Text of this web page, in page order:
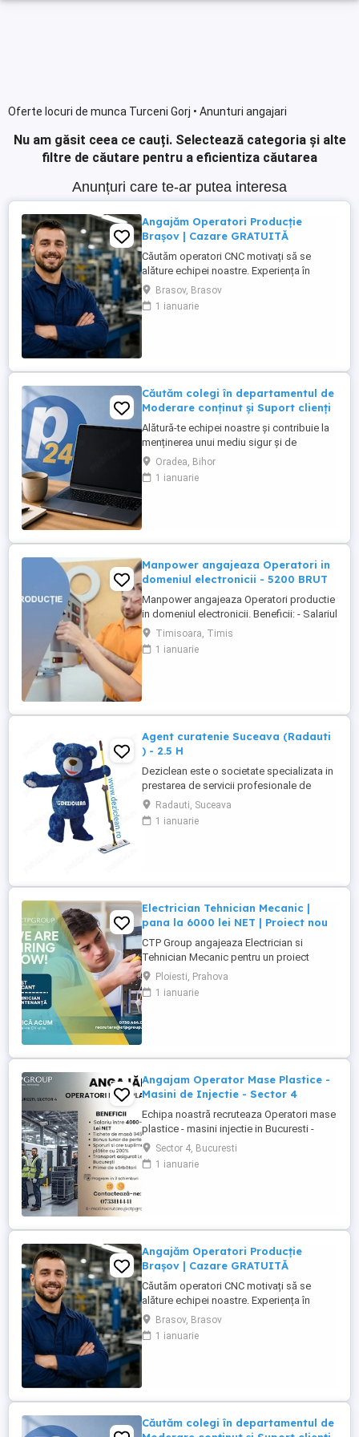
Oferte locuri de munca Turceni Gorj • Anunturi angajari
Nu am găsit ceea ce cauți. Selectează categoria și alte
filtre de căutare pentru a eficientiza căutarea
Anunțuri care te-ar putea interesa
Angajăm Operatori Producție
Brașov | Cazare GRATUITĂ
Căutăm operatori CNC motivați să se
alăture echipei noastre. Experiența în
domeniu reprezintă un avantaj. Oferim:
Cazare GRATUITĂ în apartamente complet
utilate; Pachet salarial atractiv; Transport
Brasov, Brasov
1 ianuarie
Căutăm colegi în departamentul de
Moderare conținut și Suport clienți
Alătură-te echipei noastre și contribuie la
menținerea unui mediu sigur și de
încredere pe platformele noastre de
anunțuri din România, Germania și
Ungaria. În funcție de experiența și
Oradea, Bihor
1 ianuarie
Manpower angajeaza Operatori in
domeniul electronicii - 5200 BRUT
Manpower angajeaza Operatori productie
in domeniul electronicii. Beneficii: - Salariul
- 5200 (in functie de experienta in
domeniul electronicii); - Tichete de masa
de 35 de lei zi lucratoare; - Mediu de lucru
Timisoara, Timis
1 ianuarie
Agent curatenie Suceava (Radauti
) - 2.5 H
Deziclean este o societate specializata in
prestarea de servicii profesionale de
curatenie. Compania noastra asigura
servicii de curatenie in aproape toate
orasele mari din România. Angajam agenti
Radauti, Suceava
1 ianuarie
Electrician Tehnician Mecanic |
pana la 6000 lei NET | Proiect nou
CTP Group angajeaza Electrician si
Tehnician Mecanic pentru un proiect
industrial nou. Daca ai experienta tehnica
si iti doresti un loc de munca stabil, bine
platit, cu perspective reale de dezvoltare,
Ploiesti, Prahova
1 ianuarie
Angajam Operator Mase Plastice -
Masini de Injectie - Sector 4
Echipa noastră recruteaza Operatori mase
plastice - masini injectie in Bucuresti -
sector 4! Doresti să lucrezi intr-un mediu
profesionist in industria maselor plastice?
Esti persoana potrivita pentru noi!
Sector 4, Bucuresti
1 ianuarie
Angajăm Operatori Producție
Brașov | Cazare GRATUITĂ
Căutăm operatori CNC motivați să se
alăture echipei noastre. Experiența în
domeniu reprezintă un avantaj. Oferim:
Cazare GRATUITĂ în apartamente complet
utilate; Pachet salarial atractiv; Transport
Brasov, Brasov
1 ianuarie
Căutăm colegi în departamentul de